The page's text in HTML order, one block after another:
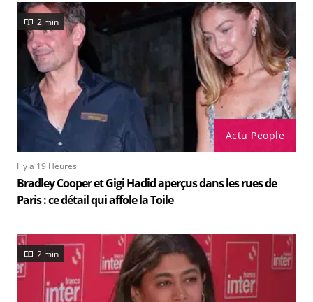
Actu People
2 min
Il y a 19 Heures
Bradley Cooper et Gigi Hadid aperçus dans les rues de
Paris : ce détail qui affole la Toile
2 min